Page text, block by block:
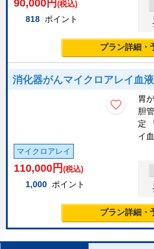
90,000 円 (税込)
818 ポイント
プラン詳細・
消化器がんマイクロアレイ血
胃
胆
定
イ
マイクロアレイ
110,000 円 (税込)
1,000 ポイント
プラン詳細・